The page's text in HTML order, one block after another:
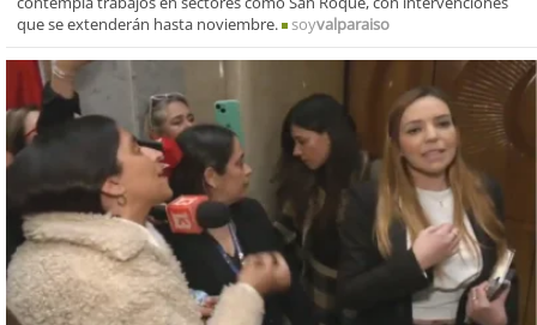
que se extenderán hasta noviembre.
soyvalparaiso